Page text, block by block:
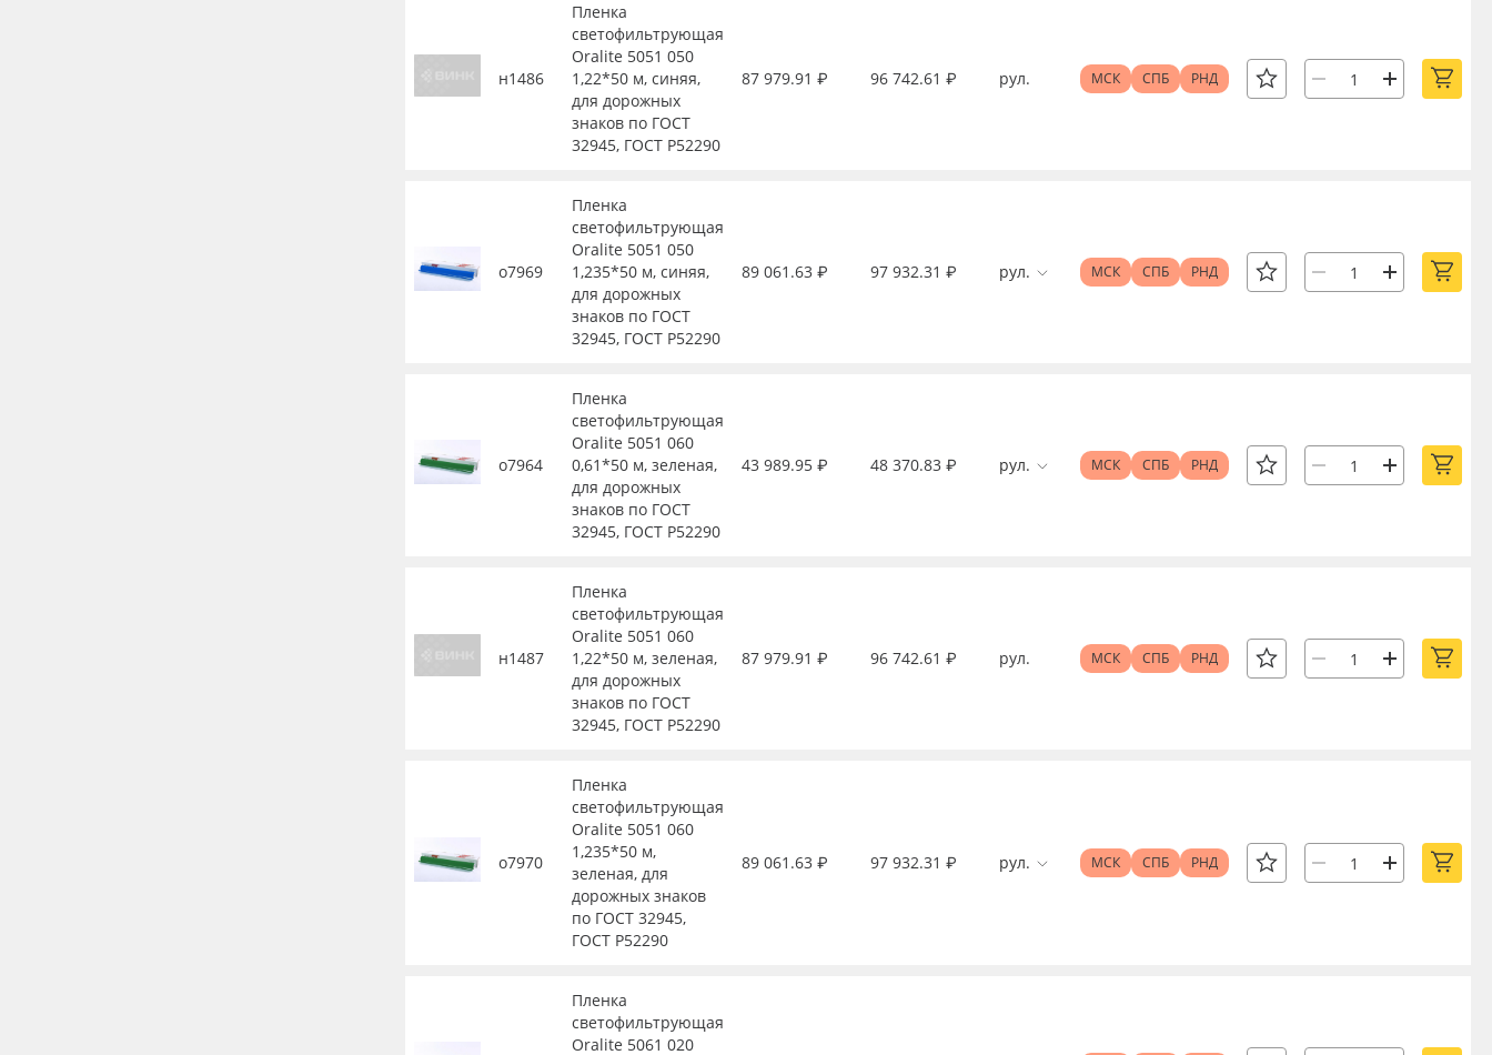
н1486
Пленка
светофильтрующая
Oralite 5051 050
1,22*50 м, синяя,
для дорожных
знаков по ГОСТ
32945, ГОСТ Р52290
87 979.91 ₽ 96 742.61 ₽ рул. МСК СПБ РНД
о7969
Пленка
светофильтрующая
Oralite 5051 050
1,235*50 м, синяя,
для дорожных
знаков по ГОСТ
32945, ГОСТ Р52290
89 061.63 ₽ 97 932.31 ₽ рул. МСК СПБ РНД
о7964
Пленка
светофильтрующая
Oralite 5051 060
0,61*50 м, зеленая,
для дорожных
знаков по ГОСТ
32945, ГОСТ Р52290
43 989.95 ₽ 48 370.83 ₽ рул. МСК СПБ РНД
н1487
Пленка
светофильтрующая
Oralite 5051 060
1,22*50 м, зеленая,
для дорожных
знаков по ГОСТ
32945, ГОСТ Р52290
87 979.91 ₽ 96 742.61 ₽ рул. МСК СПБ РНД
о7970
Пленка
светофильтрующая
Oralite 5051 060
1,235*50 м,
зеленая, для
дорожных знаков
по ГОСТ 32945,
ГОСТ Р52290
89 061.63 ₽ 97 932.31 ₽ рул. МСК СПБ РНД
Пленка
светофильтрующая
Oralite 5061 020